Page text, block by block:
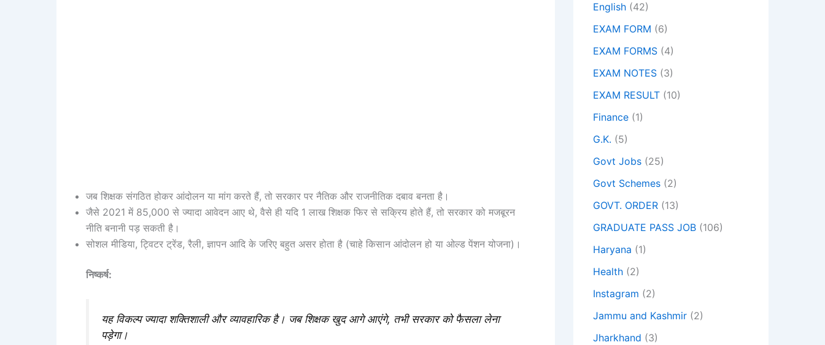
जब शिक्षक संगठित होकर आंदोलन या मांग करते हैं, तो सरकार पर नैतिक और राजनीतिक दबाव बनता है।
जैसे 2021 में 85,000 से ज्यादा आवेदन आए थे, वैसे ही यदि 1 लाख शिक्षक फिर से सक्रिय होते हैं, तो सरकार को मजबूरन
नीति बनानी पड़ सकती है।
सोशल मीडिया, ट्विटर ट्रेंड, रैली, ज्ञापन आदि के जरिए बहुत असर होता है (चाहे किसान आंदोलन हो या ओल्ड पेंशन योजना)।
निष्कर्ष:
यह विकल्प ज्यादा शक्तिशाली और व्यावहारिक है। जब शिक्षक खुद आगे आएंगे, तभी सरकार को फैसला लेना
पड़ेगा।
English (42)
EXAM FORM (6)
EXAM FORMS (4)
EXAM NOTES (3)
EXAM RESULT (10)
Finance (1)
G.K. (5)
Govt Jobs (25)
Govt Schemes (2)
GOVT. ORDER (13)
GRADUATE PASS JOB (106)
Haryana (1)
Health (2)
Instagram (2)
Jammu and Kashmir (2)
Jharkhand (3)